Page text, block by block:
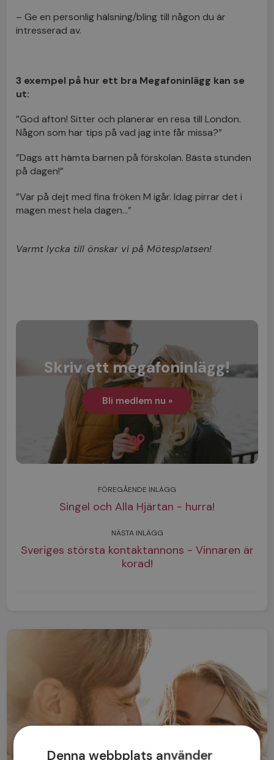
– Ge en personlig hälsning/bling till någon du är
intresserad av.
3 exempel på hur ett bra Megafoninlägg kan se
ut:
”God afton! Sitter och planerar en resa till London.
Någon som har tips på vad jag inte får missa?”
”Dags att hämta barnen på förskolan. Bästa stunden
på dagen!”
”Var på dejt med fina fröken M igår. Idag pirrar det i
magen mest hela dagen…”
Varmt lycka till önskar vi på Mötesplatsen!
Skriv ett megafoninlägg!
Bli medlem nu »
FÖREGÅENDE INLÄGG
Singel och Alla Hjärtan - hurra!
NÄSTA INLÄGG
Sveriges största kontaktannons - Vinnaren är
korad!
Denna webbplats använder